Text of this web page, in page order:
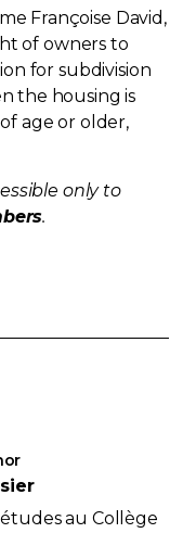
Françoise David,
of owners to
for subdivision
the housing is
age or older,
only to
.
études au Collège